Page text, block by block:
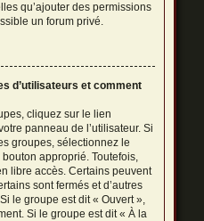
qu’ajouter des permissions
un forum privé.
d’utilisateurs et comment
cliquez sur le lien
panneau de l’utilisateur. Si
groupes, sélectionnez le
approprié. Toutefois,
libre accès. Certains peuvent
sont fermés et d’autres
le groupe est dit « Ouvert »,
Si le groupe est dit « À la